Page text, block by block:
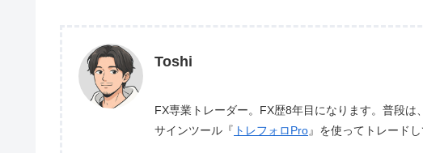
Toshi
FX専業トレーダー。FX歴8年目になります。普段
サインツール『 トレフォロPro』を使ってトレードし